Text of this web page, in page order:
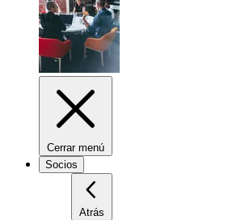
Cerrar menú
Socios
Atrás